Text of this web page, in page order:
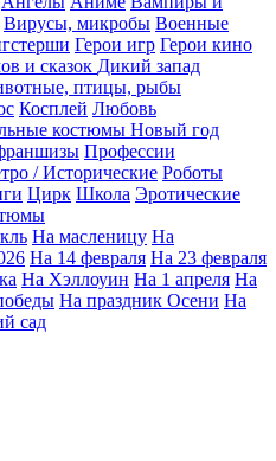
Вирусы, микробы Военные
Герои игр Герои кино
и сказок Дикий запад
птицы, рыбы
Косплей Любовь
костюмы Новый год
Профессии
/ Исторические Роботы
Цирк Школа Эротические
На масленицу На
На 14 февраля На 23 февраля
На Хэллоуин На 1 апреля На
На праздник Осени На
сад